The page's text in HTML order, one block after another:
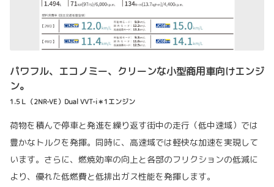
パワフル、エコノミー、クリーンな小型商用車向けエンジ
ン。
1.5Ｌ（2NR-VE）Dual VVT-i＊1エンジン
荷物を積んで停車と発進を繰り返す街中の走行（低中速域）では
豊かなトルクを発揮。同時に、高速域では軽快な加速を実現して
います。さらに、燃焼効率の向上と各部のフリクションの低減に
より、優れた低燃費と低排出ガス性能を発揮します。